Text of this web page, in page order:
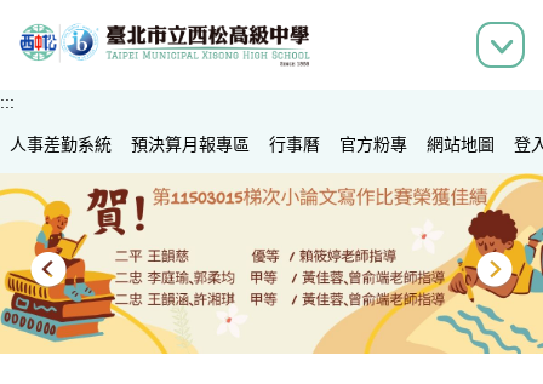
到
容
區
:::
人事差勤系統 預決算月報專區 行事曆 官方粉專 網站地圖 登